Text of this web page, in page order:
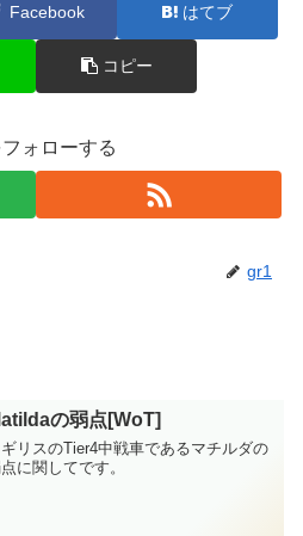
Facebook はてブ
コピー
ォローする
gr1
の弱点[WoT]
リスのTier4中戦車であるマチルダの
に関してです。